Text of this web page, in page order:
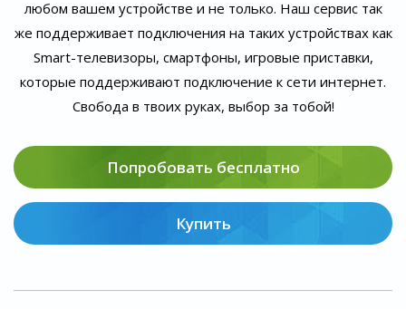
любом вашем устройстве и не только. Наш сервис так
же поддерживает подключения на таких устройствах как
Smart-телевизоры, смартфоны, игровые приставки,
которые поддерживают подключение к сети интернет.
Свобода в твоих руках, выбор за тобой!
Попробовать бесплатно
Купить